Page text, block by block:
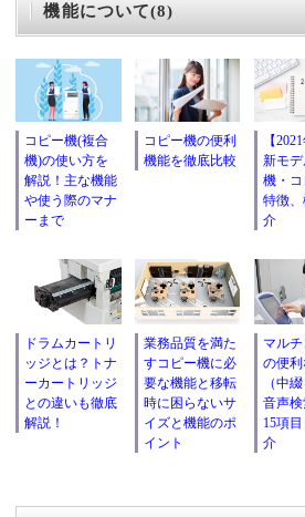
機能について(8)
コピー機(複合
機)の使い方を
解説！主な機能
や使う際のマナ
ーまで
コピー機の便利
機能を徹底比較
【
新モ
機・
特徴
介
ドラムカートリ
ッジとは？トナ
ーカートリッジ
との違いも徹底
解説！
業務品質を満た
すコピー機に必
要な機能と移転
時に困らないサ
イズと機能のポ
イント
マル
の便
（中
音声
15項
介